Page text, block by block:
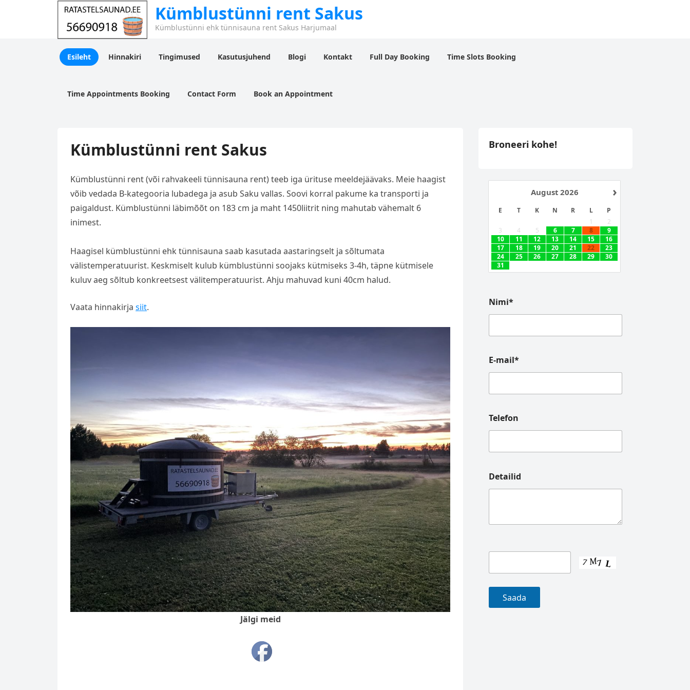
Kümblustünni rent Sakus
Kümblustünni ehk tünnisauna rent Sakus Harjumaal
Esileht Hinnakiri Tingimused Kasutusjuhend Blogi Kontakt Full Day Booking Time Slots Booking
Time Appointments Booking Contact Form Book an Appointment
Kümblustünni rent Sakus
Kümblustünni rent (või rahvakeeli tünnisauna rent) teeb iga ürituse meeldejäävaks. Meie haagist
võib vedada B-kategooria lubadega ja asub Saku vallas. Soovi korral pakume ka transporti ja
paigaldust. Kümblustünni läbimõõt on 183 cm ja maht 1450liitrit ning mahutab vähemalt 6
inimest.
Haagisel kümblustünni ehk tünnisauna saab kasutada aastaringselt ja sõltumata
välistemperatuurist. Keskmiselt kulub kümblustünni soojaks kütmiseks 3-4h, täpne kütmisele
kuluv aeg sõltub konkreetsest välitemperatuurist. Ahju mahuvad kuni 40cm halud.
Vaata hinnakirja siit.
Jälgi meid
Broneeri kohe!
›
August 2026
E T K N R L
P
1
2
3
4 5 6 7 8
9
10
11 12 13 14 15
16
17
18 19 20 21 22
23
24
25 26 27 28 29
30
31
Nimi*
E-mail*
Telefon
Detailid